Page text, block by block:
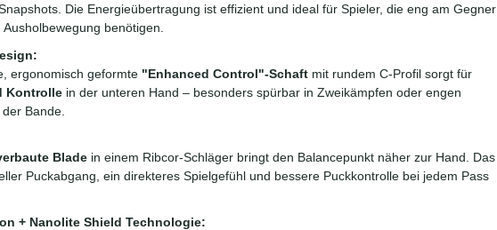
Die Energieübertragung ist effizient und ideal für Spieler, die eng am Gegner
benötigen.
ergonomisch geformte "Enhanced Control"-Schaft mit rundem C-Profil sorgt für
Kontrolle in der unteren Hand – besonders spürbar in Zweikämpfen oder engen
Bande.
Blade in einem Ribcor-Schläger bringt den Balancepunkt näher zur Hand. Das
Puckabgang, ein direkteres Spielgefühl und bessere Puckkontrolle bei jedem Pass
+ Nanolite Shield Technologie: